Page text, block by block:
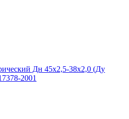
Дн 45х2,5-38х2,0 (Ду
2001